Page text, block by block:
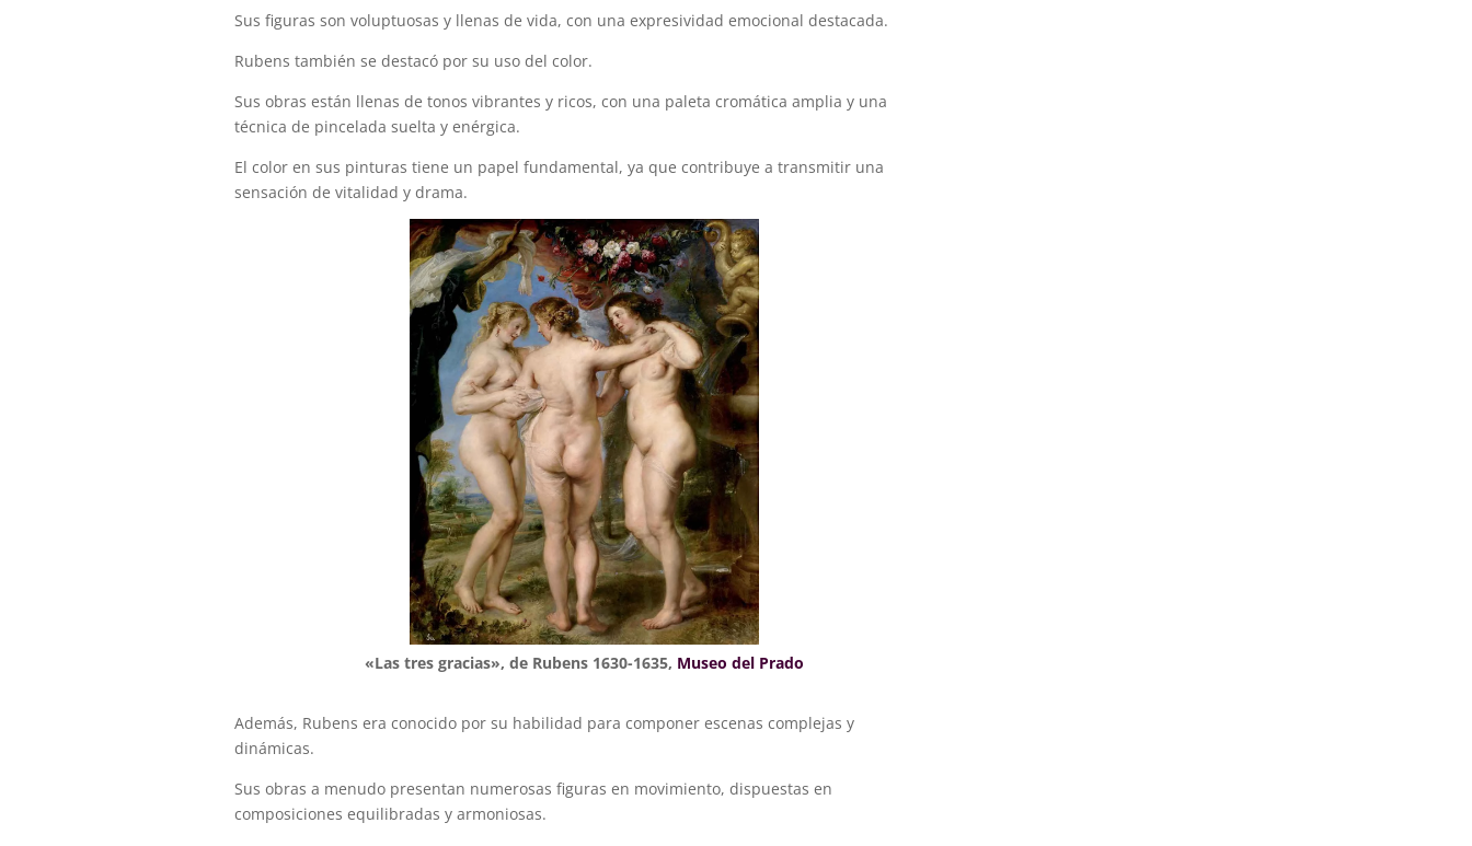
Sus figuras son voluptuosas y llenas de vida, con una expresividad emocional destacada.
Rubens también se destacó por su uso del color.
Sus obras están llenas de tonos vibrantes y ricos, con una paleta cromática amplia y una
técnica de pincelada suelta y enérgica.
El color en sus pinturas tiene un papel fundamental, ya que contribuye a transmitir una
sensación de vitalidad y drama.
«Las tres gracias», de Rubens 1630-1635, Museo del Prado
Además, Rubens era conocido por su habilidad para componer escenas complejas y
dinámicas.
Sus obras a menudo presentan numerosas figuras en movimiento, dispuestas en
composiciones equilibradas y armoniosas.